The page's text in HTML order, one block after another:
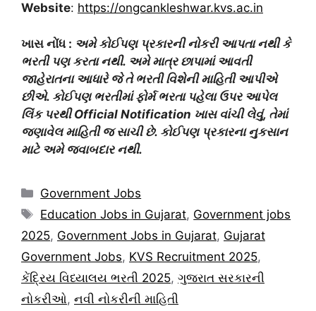
Website: https://ongcankleshwar.kvs.ac.in
ખાસ નોંધ : અમે કોઈપણ પ્રકારની નોકરી આપતા નથી કે
ભરતી પણ કરતા નથી. અમે માત્ર છાપામાં આવતી
જાહેરાતના આધારે જે તે ભરતી વિશેની માહિતી આપીએ
છીએ. કોઈપણ ભરતીમાં ફોર્મ ભરતા પહેલા ઉપર આપેલ
લિંક પરથી Official Notification ખાસ વાંચી લેવું, તેમાં
જણાવેલ માહિતી જ સાચી છે. કોઈપણ પ્રકારના નુકસાન
માટે અમે જવાબદાર નથી.
Categories
Government Jobs
Tags
Education Jobs in Gujarat, Government jobs
2025, Government Jobs in Gujarat, Gujarat
Government Jobs, KVS Recruitment 2025,
કેંદ્રિય વિધ્યાલય ભરતી 2025, ગુજરાત સરકારની
નોકરીઓ, નવી નોકરીની માહિતી